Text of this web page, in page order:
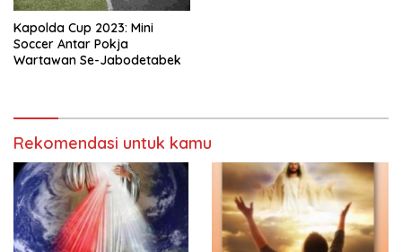
Kapolda Cup 2023: Mini
Soccer Antar Pokja
Wartawan Se-Jabodetabek
Rekomendasi untuk kamu